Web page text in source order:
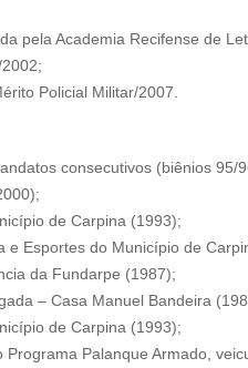
pela Academia Recifense de
Policial Militar/2007.
consecutivos (biênios 95/
de Carpina (1993);
e Esportes do Município de
da Fundarpe (1987);
– Casa Manuel Bandeira
de Carpina (1993);
Programa Palanque Armado,